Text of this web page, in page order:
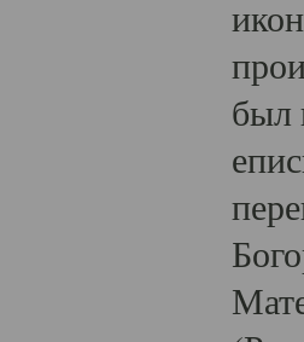
был